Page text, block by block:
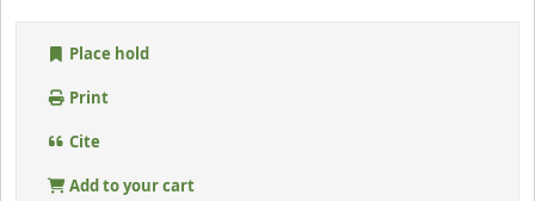
Place hold
Print
Cite
Add to your cart